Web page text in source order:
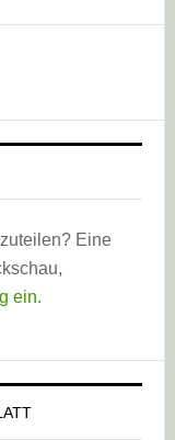
Eine
ein.